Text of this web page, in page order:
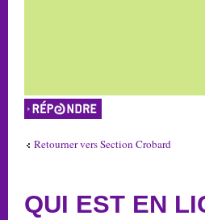
Répondre
Retourner vers Section Crobard
QUI EST EN